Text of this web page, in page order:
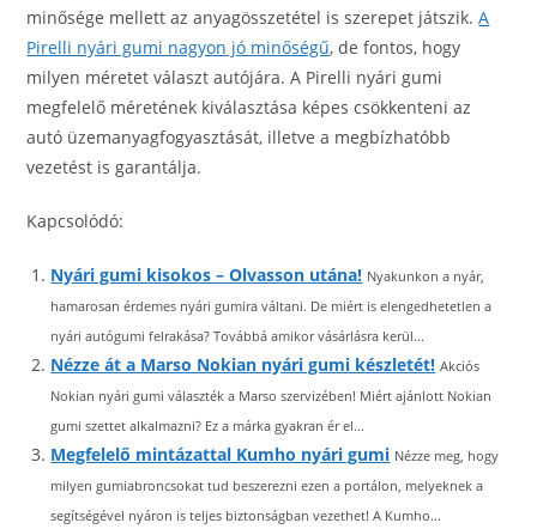
minősége mellett az anyagösszetétel is szerepet játszik.A
Pirelli nyári gumi nagyon jó minőségű, de fontos, hogy
milyen méretet választ autójára. A Pirelli nyári gumi
megfelelő méretének kiválasztása képes csökkenteni az
autó üzemanyagfogyasztását, illetve a megbízhatóbb
vezetést is garantálja.
Kapcsolódó:
Nyári gumi kisokos – Olvasson utána! Nyakunkon a nyár,
hamarosan érdemes nyári gumira váltani. De miért is elengedhetetlen a
nyári autógumi felrakása? Továbbá amikor vásárlásra kerül...
Nézze át a Marso Nokian nyári gumi készletét! Akciós
Nokian nyári gumi választék a Marso szervizében! Miért ajánlott Nokian
gumi szettet alkalmazni? Ez a márka gyakran ér el...
Megfelelő mintázattal Kumho nyári gumi Nézze meg, hogy
milyen gumiabroncsokat tud beszerezni ezen a portálon, melyeknek a
segítségével nyáron is teljes biztonságban vezethet! A Kumho...